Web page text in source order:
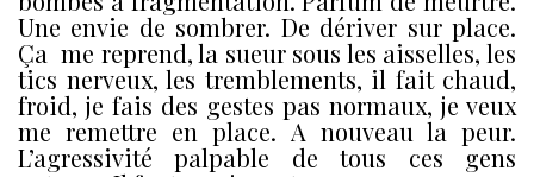
Une envie de sombrer. De dériver sur place.
Ça me reprend, la sueur sous les aisselles, les
tics nerveux, les tremblements, il fait chaud,
froid, je fais des gestes pas normaux, je veux
me remettre en place. A nouveau la peur.
L’agressivité palpable de tous ces gens